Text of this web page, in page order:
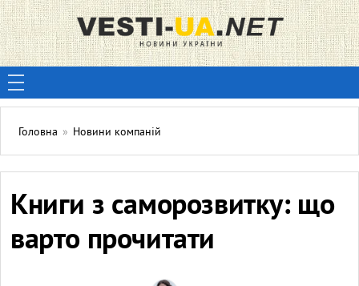
Головна » Новини компаній
Книги з саморозвитку: що
варто прочитати